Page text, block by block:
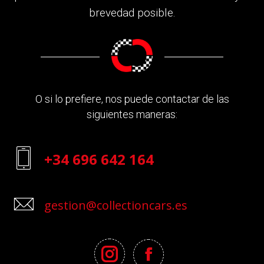
brevedad posible.
O si lo prefiere, nos puede contactar de las
siguientes maneras:
+34 696 642 164
gestion@collectioncars.es